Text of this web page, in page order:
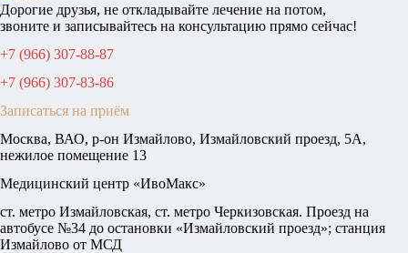
Дорогие друзья, не откладывайте лечение на потом,
звоните и записывайтесь на консультацию прямо сейчас!
+7 (966) 307-88-87
+7 (966) 307-83-86
Записаться на приём
Москва, ВАО, р-он Измайлово, Измайловский проезд, 5А,
нежилое помещение 13
Медицинский центр «ИвоМакс»
ст. метро Измайловская, ст. метро Черкизовская. Проезд на
автобусе №34 до остановки «Измайловский проезд»; станция
Измайлово от МСД